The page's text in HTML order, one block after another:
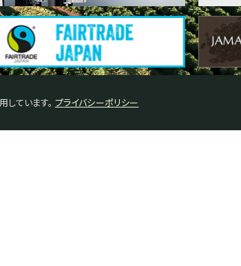
ています。 プライバシーポリシー